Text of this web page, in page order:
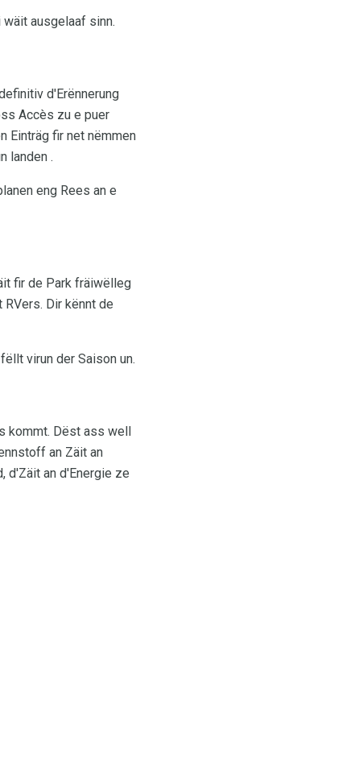
ausgelaaf sinn.
d'Erënnerung
Accès zu e puer
Einträg fir net nëmmen
landen .
eng Rees an e
fir de Park fräiwëlleg
Dir kënnt de
virun der Saison un.
kommt. Dëst ass well
an Zäit an
d'Zäit an d'Energie ze